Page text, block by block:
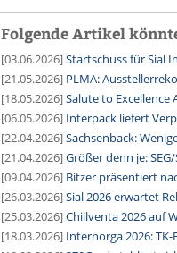
Folgende Artikel
[03.06.2026]Startschuss für Sial
[21.05.2026] PLMA:
[18.05.2026]Salute to Excellence
[06.05.2026] Interpack liefert
[22.04.2026]Sachsenback:
[21.04.2026]Größer denn je:
[09.04.2026] Bitzer präsentiert
[26.03.2026]Sial 2026 erwartet
[25.03.2026]Chillventa 2026 auf
[18.03.2026] Internorga 2026: